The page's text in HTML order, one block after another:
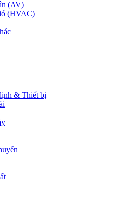
(AV)
(HVAC)
& Thiết bị